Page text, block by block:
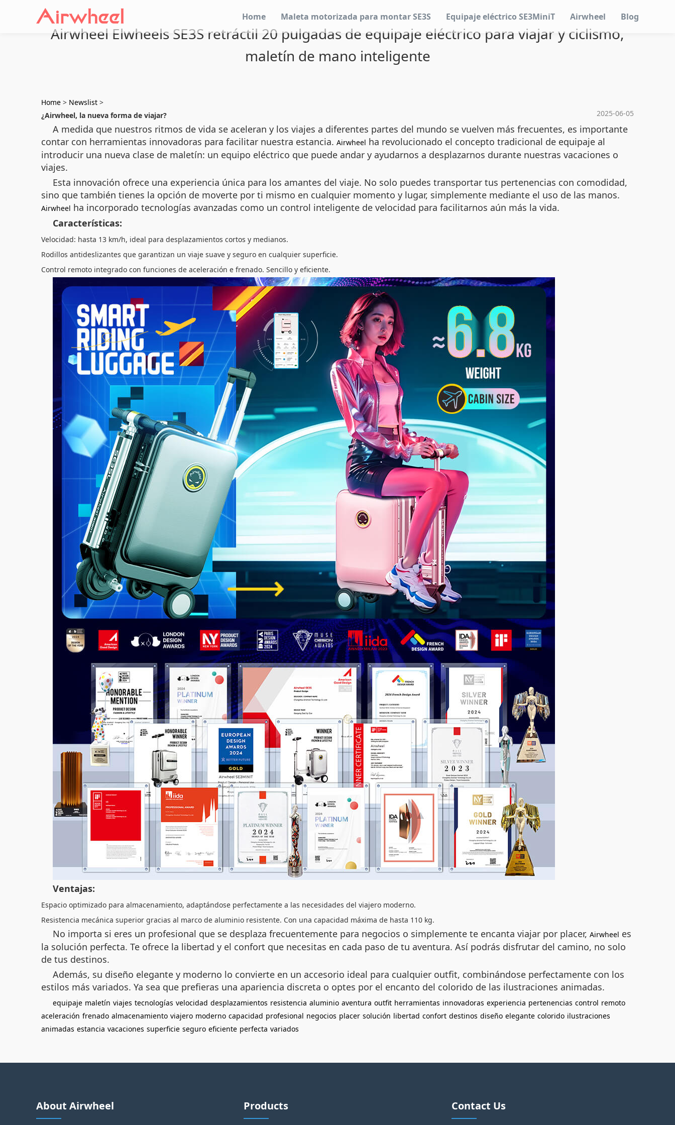
Home Maleta motorizada para montar SE3S Equipaje eléctrico SE3MiniT Airwheel Blog
Airwheel Elwheels SE3S retráctil 20 pulgadas de equipaje eléctrico para viajar y ciclismo,
maletín de mano inteligente
Home > Newslist >
2025-06-05
¿Airwheel, la nueva forma de viajar?
A medida que nuestros ritmos de vida se aceleran y los viajes a diferentes partes del mundo se vuelven más frecuentes, es importante
contar con herramientas innovadoras para facilitar nuestra estancia. Airwheel ha revolucionado el concepto tradicional de equipaje al
introducir una nueva clase de maletín: un equipo eléctrico que puede andar y ayudarnos a desplazarnos durante nuestras vacaciones o
viajes.
Esta innovación ofrece una experiencia única para los amantes del viaje. No solo puedes transportar tus pertenencias con comodidad,
sino que también tienes la opción de moverte por ti mismo en cualquier momento y lugar, simplemente mediante el uso de las manos.
Airwheel ha incorporado tecnologías avanzadas como un control inteligente de velocidad para facilitarnos aún más la vida.
Características:
Velocidad: hasta 13 km/h, ideal para desplazamientos cortos y medianos.
Rodillos antideslizantes que garantizan un viaje suave y seguro en cualquier superficie.
Control remoto integrado con funciones de aceleración e frenado. Sencillo y eficiente.
Ventajas:
Espacio optimizado para almacenamiento, adaptándose perfectamente a las necesidades del viajero moderno.
Resistencia mecánica superior gracias al marco de aluminio resistente. Con una capacidad máxima de hasta 110 kg.
No importa si eres un profesional que se desplaza frecuentemente para negocios o simplemente te encanta viajar por placer, Airwheel es
la solución perfecta. Te ofrece la libertad y el confort que necesitas en cada paso de tu aventura. Así podrás disfrutar del camino, no solo
de tus destinos.
Además, su diseño elegante y moderno lo convierte en un accesorio ideal para cualquier outfit, combinándose perfectamente con los
estilos más variados. Ya sea que prefieras una apariencia discreta o optes por el encanto del colorido de las ilustraciones animadas.
equipaje maletín viajes tecnologías velocidad desplazamientos resistencia aluminio aventura outfit herramientas innovadoras experiencia pertenencias control remoto
aceleración frenado almacenamiento viajero moderno capacidad profesional negocios placer solución libertad confort destinos diseño elegante colorido ilustraciones
animadas estancia vacaciones superficie seguro eficiente perfecta variados
About Airwheel Products Contact Us